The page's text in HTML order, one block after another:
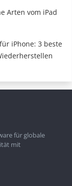
Arten vom iPad
iPhone: 3 beste
für globale
mit